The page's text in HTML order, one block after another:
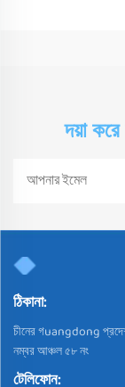
দয়া করে
ঠিকানা:
চীনের গuangdong প্রদেশ,
নম্বর আঞ্চল ৫৮ নং
টেলিফোন: